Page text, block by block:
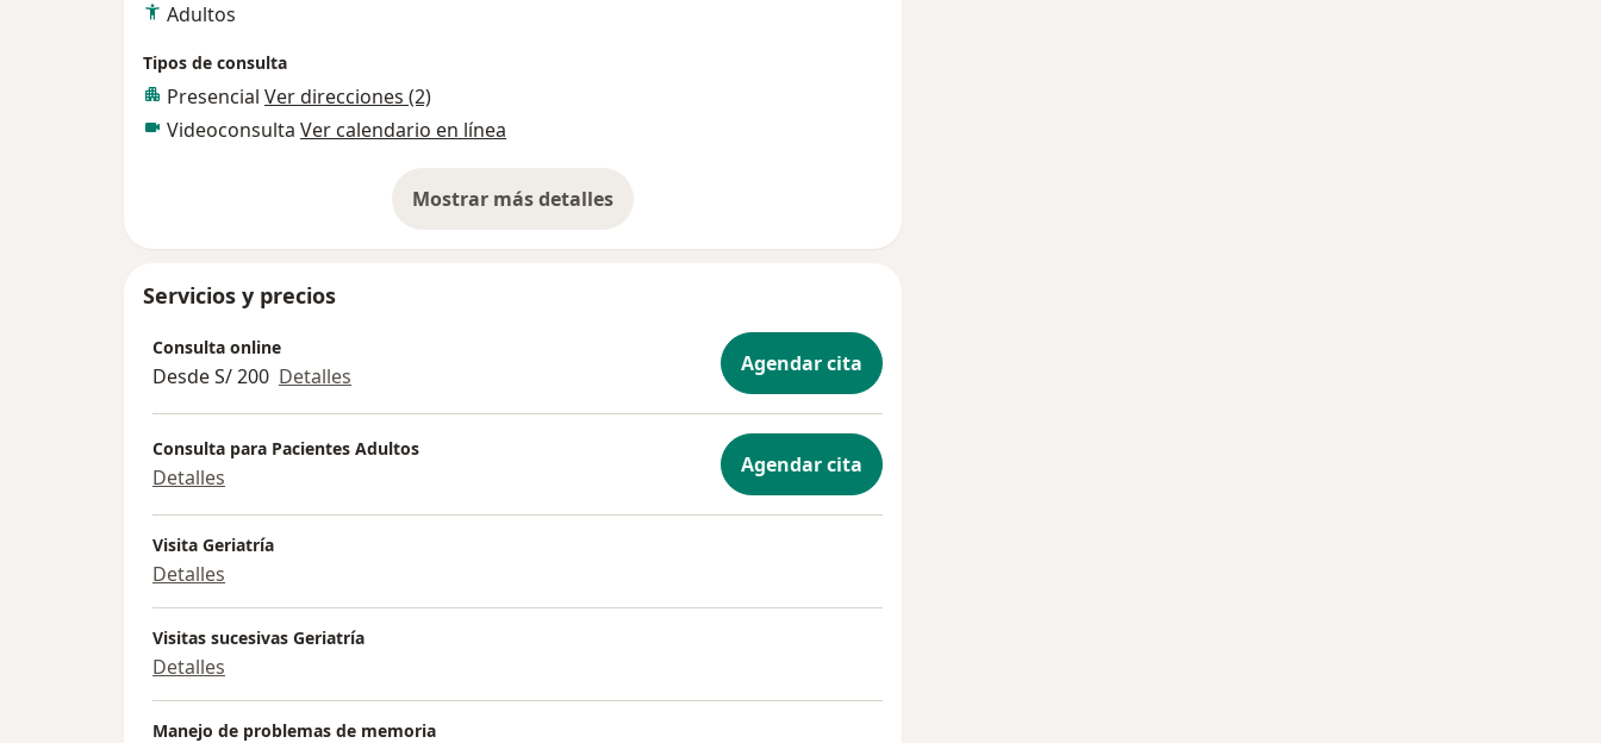
Adultos
Tipos de consulta
Presencial Ver direcciones (2)
Videoconsulta Ver calendario en línea
Mostrar más detalles
sobre la experiencia
Servicios y precios
Consulta online
Desde S/ 200 Detalles Agendar cita
Consulta para Pacientes Adultos
Detalles Agendar cita
Visita Geriatría
Detalles
Visitas sucesivas Geriatría
Detalles
Manejo de problemas de memoria